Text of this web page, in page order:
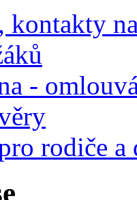
kontakty
-
rodiče